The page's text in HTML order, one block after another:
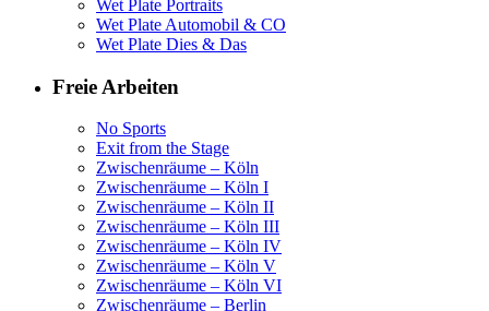
Wet Plate Portraits
Wet Plate Automobil & CO
Wet Plate Dies & Das
Freie Arbeiten
No Sports
Exit from the Stage
Zwischenräume – Köln
Zwischenräume – Köln I
Zwischenräume – Köln II
Zwischenräume – Köln III
Zwischenräume – Köln IV
Zwischenräume – Köln V
Zwischenräume – Köln VI
Zwischenräume – Berlin